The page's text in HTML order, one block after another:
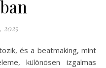
2025
különösen izgalmas